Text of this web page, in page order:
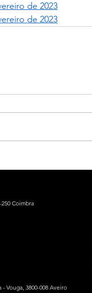
de 2023
de 2023
Coimbra
- Vouga, 3800-008 Aveiro